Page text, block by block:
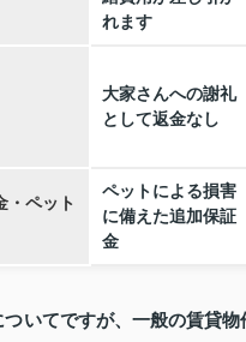
れます
大家さんへの謝礼
として返金なし
・ペット
ペットによる損害
に備えた追加保証
金
ついてですが、一般の賃貸